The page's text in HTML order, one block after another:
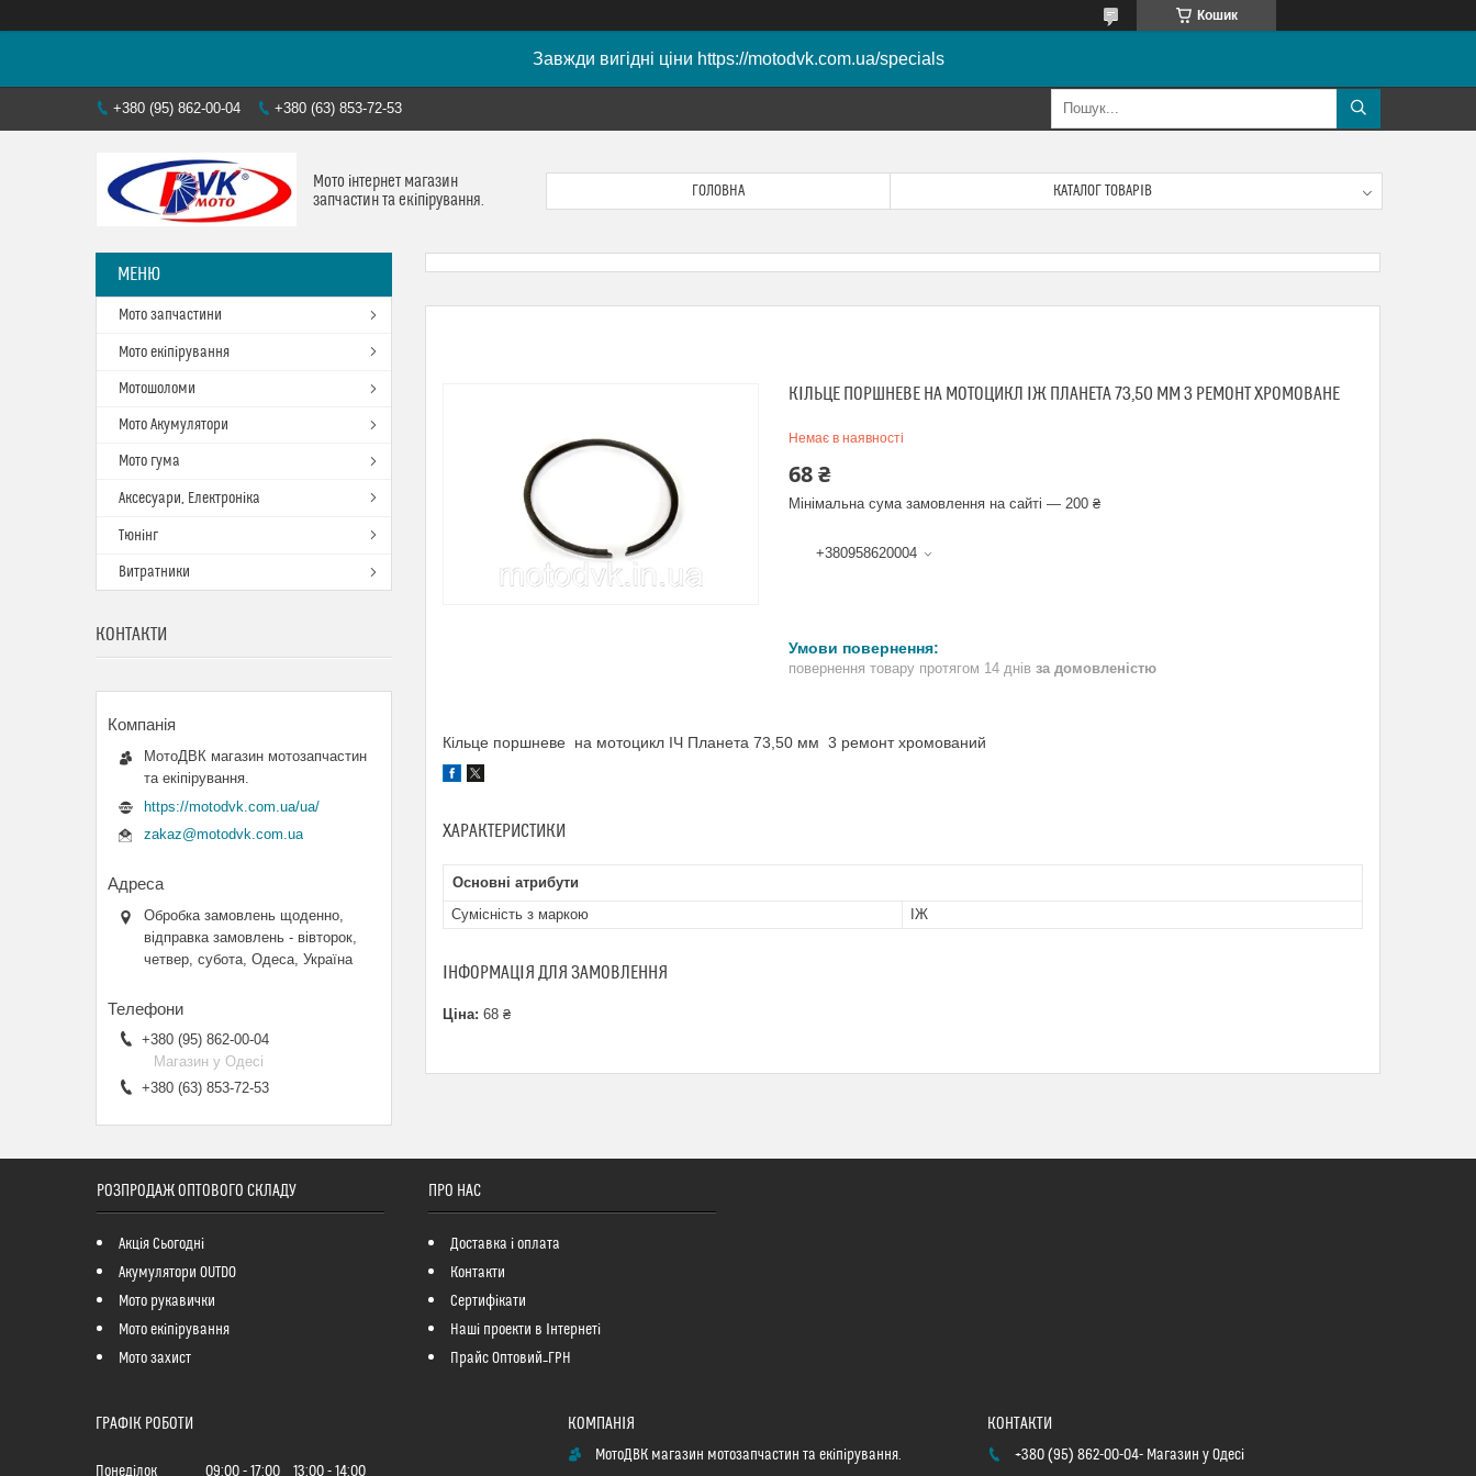
Кошик
Завжди вигідні ціни https://motodvk.com.ua/specials
+380 (95) 862-00-04 +380 (63) 853-72-53
Мото інтернет магазин
запчастин та екіпірування.
ГОЛОВНА КАТАЛОГ ТОВАРІВ
КІЛЬЦЕ ПОРШНЕВЕ НА МОТОЦИКЛ ІЖ ПЛАНЕТА 73,50 ММ 3 РЕМОНТ ХРОМОВАНЕ
Немає в наявності
68 ₴
Мінімальна сума замовлення на сайті — 200 ₴
+380958620004
повернення товару протягом 14 днів за домовленістю
Кільце поршневе на мотоцикл ІЧ Планета 73,50 мм 3 ремонт хромований
ХАРАКТЕРИСТИКИ
Основні атрибути
Сумісність з маркою
ІЖ
ІНФОРМАЦІЯ ДЛЯ ЗАМОВЛЕННЯ
Ціна: 68 ₴
Мото запчастини
Мото екіпірування
Мотошоломи
Мото Акумулятори
Мото гума
Аксесуари, Електроніка
Тюнінг
Витратники
КОНТАКТИ
МотоДВК магазин мотозапчастин
та екіпірування.
https://motodvk.com.ua/ua/
zakaz@motodvk.com.ua
Обробка замовлень щоденно,
відправка замовлень - вівторок,
четвер, субота, Одеса, Україна
+380 (95) 862-00-04
Магазин у Одесі
+380 (63) 853-72-53
РОЗПРОДАЖ ОПТОВОГО СКЛАДУ
Акція Сьогодні
Акумулятори OUTDO
Мото рукавички
Мото екіпірування
Мото захист
ПРО НАС
Доставка і оплата
Контакти
Сертифікати
Наші проекти в Інтернеті
Прайс Оптовий_ГРН
ГРАФІК РОБОТИ
Понеділок 09:00 17:00 13:00 14:00
МотоДВК магазин мотозапчастин та екіпірування. +380 (95) 862-00-04 Магазин у Одесі